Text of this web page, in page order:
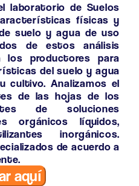
laboratorio de Suelos
físicas y
suelo y agua de uso
de estos análisis
los productores para
del suelo y agua
cultivo. Analizamos el
de las hojas de los
de soluciones
orgánicos líquidos,
inorgánicos.
de acuerdo a
aquí